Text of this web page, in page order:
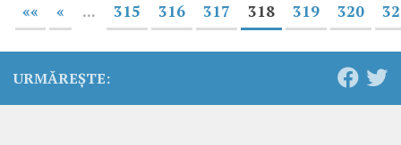
«« « ... 315 316 317 318 319 320
URMĂREȘTE: